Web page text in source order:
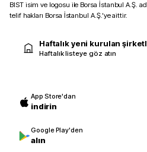
BIST isim ve logosu ile Borsa İstanbul A.Ş.
telif hakları Borsa İstanbul A.Ş.’ye aittir.
Haftalık yeni kurulan
Haftalık listeye göz atın
App Store'dan
indirin
Google Play'den
alın